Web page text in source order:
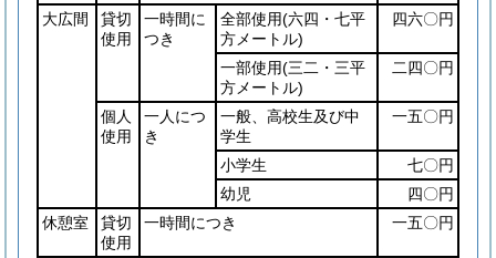
大広間
貸切
使用
一時間に
つき
全部使用(六四・七平
方メートル)
四六〇円
一部使用(三二・三平
方メートル)
二四〇円
個人
使用
一人につ
き
一般、高校生及び中
学生
一五〇円
小学生
七〇円
幼児
四〇円
休憩室
貸切
使用
一時間につき 一五〇円